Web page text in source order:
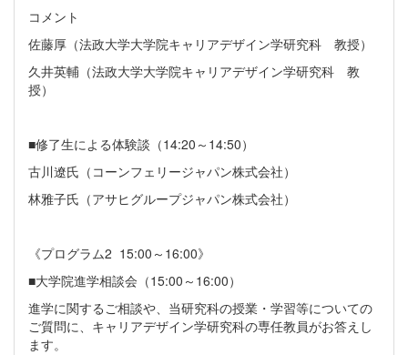
コメント
佐藤厚（法政大学大学院キャリアデザイン学研究科 教授）
久井英輔（法政大学大学院キャリアデザイン学研究科 教
授）
■修了生による体験談（14:20～14:50）
古川遼氏（コーンフェリージャパン株式会社）
林雅子氏（アサヒグループジャパン株式会社）
《プログラム2 15:00～16:00》
■大学院進学相談会（15:00～16:00）
進学に関するご相談や、当研究科の授業・学習等についての
ご質問に、キャリアデザイン学研究科の専任教員がお答えし
ます。